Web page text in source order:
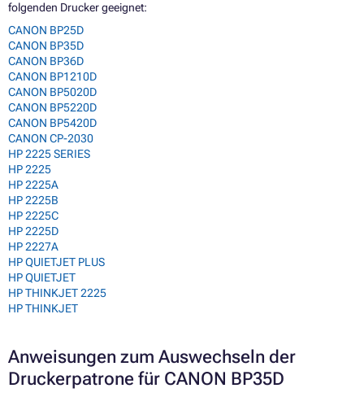
folgenden Drucker geeignet:
CANON BP25D
CANON BP35D
CANON BP36D
CANON BP1210D
CANON BP5020D
CANON BP5220D
CANON BP5420D
CANON CP-2030
HP 2225 SERIES
HP 2225
HP 2225A
HP 2225B
HP 2225C
HP 2225D
HP 2227A
HP QUIETJET PLUS
HP QUIETJET
HP THINKJET 2225
HP THINKJET
Anweisungen zum Auswechseln der
Druckerpatrone für CANON BP35D